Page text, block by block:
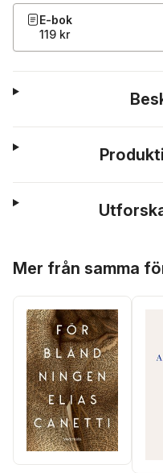
E-bok
119 kr
Mer från samma